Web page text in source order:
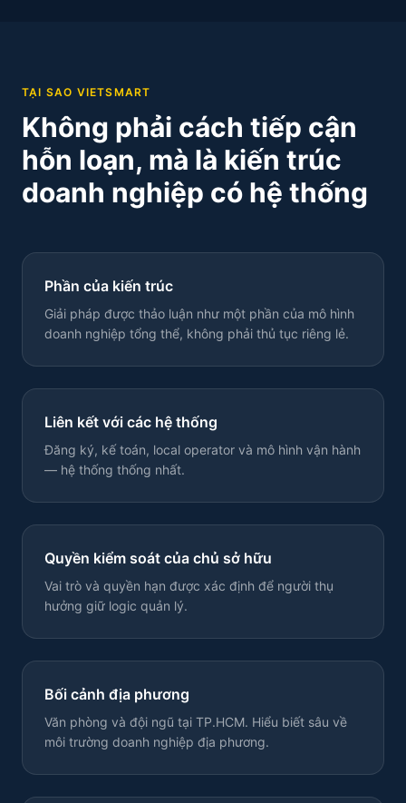
TẠI SAO VIETSMART
Không phải cách tiếp cận
hỗn loạn, mà là kiến trúc
doanh nghiệp có hệ thống
Phần của kiến trúc
Giải pháp được thảo luận như một phần của mô hình
doanh nghiệp tổng thể, không phải thủ tục riêng lẻ.
Liên kết với các hệ thống
Đăng ký, kế toán, local operator và mô hình vận hành
— hệ thống thống nhất.
Quyền kiểm soát của chủ sở hữu
Vai trò và quyền hạn được xác định để người thụ
hưởng giữ logic quản lý.
Bối cảnh địa phương
Văn phòng và đội ngũ tại TP.HCM. Hiểu biết sâu về
môi trường doanh nghiệp địa phương.